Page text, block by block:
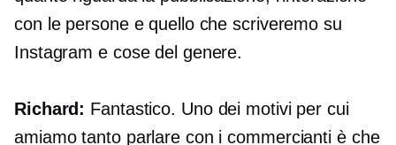
con le persone e quello che scriveremo su
Instagram e cose del genere.
Richard: Fantastico. Uno dei motivi per cui
amiamo tanto parlare con i commercianti è che